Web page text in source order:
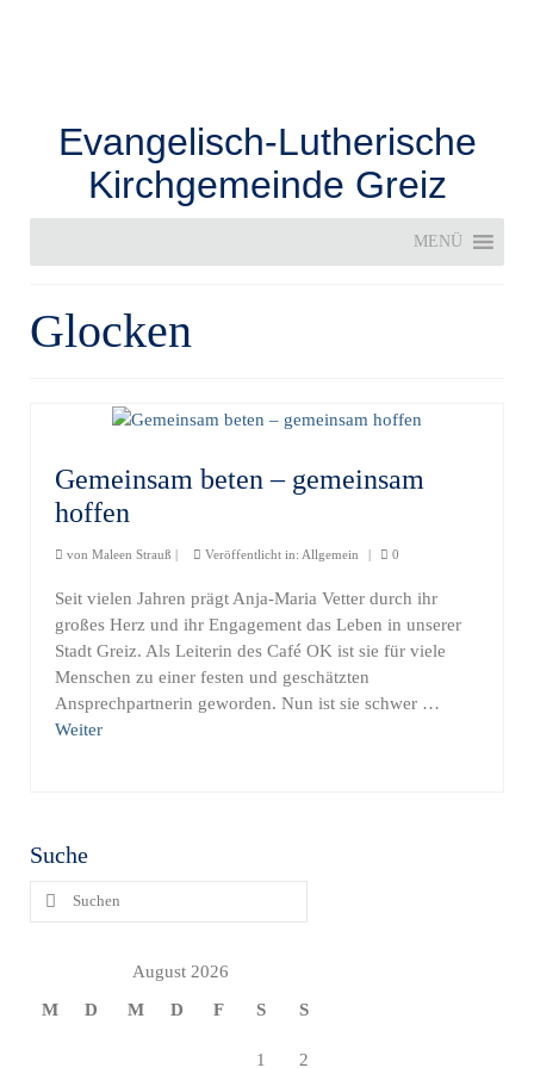
Evangelisch-Lutherische
Kirchgemeinde Greiz
MENÜ
Glocken
Gemeinsam beten – gemeinsam
hoffen
von Maleen Strauß | Veröffentlicht in: Allgemein | 0
Seit vielen Jahren prägt Anja-Maria Vetter durch ihr
großes Herz und ihr Engagement das Leben in unserer
Stadt Greiz. Als Leiterin des Café OK ist sie für viele
Menschen zu einer festen und geschätzten
Ansprechpartnerin geworden. Nun ist sie schwer …
Weiter
Suche
Suchen
nach:
August 2026
M
D M D F S S
1 2